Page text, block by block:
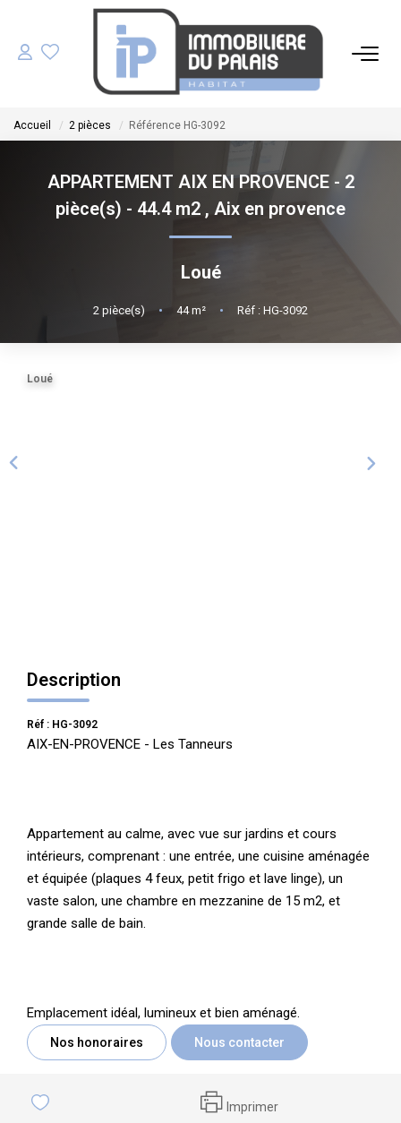
ACHETER
LOUER
NOS AGENCES
Accueil 2 pièces Référence HG-3092
APPARTEMENT AIX EN PROVENCE - 2
pièce(s) - 44.4 m2 , Aix en provence
Loué
2 pièce(s) • 44m² • Réf : HG-3092
Loué
Description
Réf : HG-3092
AIX-EN-PROVENCE - Les Tanneurs
Appartement au calme, avec vue sur jardins et cours
intérieurs, comprenant : une entrée, une cuisine aménagée
et équipée (plaques 4 feux, petit frigo et lave linge), un
vaste salon, une chambre en mezzanine de 15 m2, et
grande salle de bain.
Emplacement idéal, lumineux et bien aménagé.
Nos honoraires Nous contacter
Imprimer